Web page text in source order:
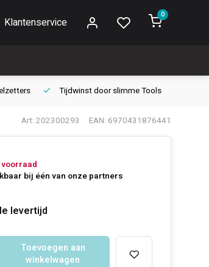
Klantenservice
0
Tijdwinst doorslimme Tools
Art: 202300293 EAN: 6970431876441
bij één van onze partners
levertijd
Toevoegen aan
winkelwagen